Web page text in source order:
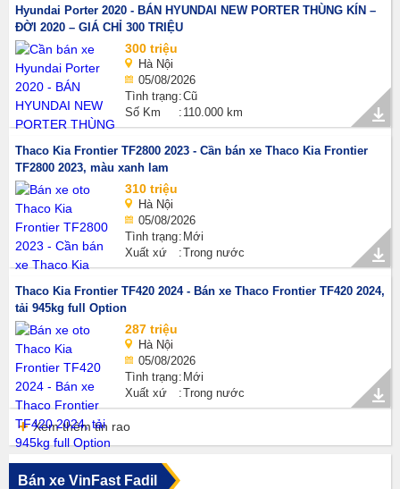
Hyundai Porter 2020 - BÁN HYUNDAI NEW PORTER THÙNG KÍN –
ĐỜI 2020 – GIÁ CHỈ 300 TRIỆU
300 triệu
Hà Nội
05/08/2026
Tình trạng Cũ
Số Km
110.000 km
Thaco Kia Frontier TF2800 2023 - Cần bán xe Thaco Kia Frontier
TF2800 2023, màu xanh lam
310 triệu
Hà Nội
05/08/2026
Tình trạng Mới
Xuất xứ
Trong nước
Thaco Kia Frontier TF420 2024 - Bán xe Thaco Frontier TF420 2024,
tải 945kg full Option
287 triệu
Hà Nội
05/08/2026
Tình trạng Mới
Xuất xứ
Trong nước
Xem thêm tin rao
Bán xe VinFast Fadil